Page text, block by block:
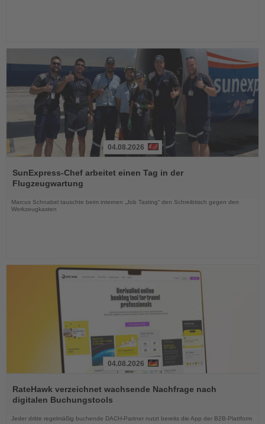
Sie
die
Nachrichten
04.08.2026
SunExpress-Chef arbeitet einen Tag in der
Flugzeugwartung
Marcus Schnabel tauschte beim internen „Job Tasting“ den Schreibtisch gegen den
Werkzeugkasten
Sie
die
Nachrichten
04.08.2026
RateHawk verzeichnet wachsende Nachfrage nach
digitalen Buchungstools
Jeder dritte regelmäßig buchende DACH-Partner nutzt bereits die App der B2B-Plattform